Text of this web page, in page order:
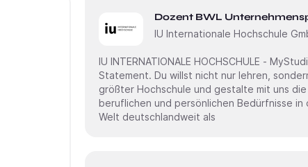
Dozent BWL
IU Internationale Hochschule
IU INTERNATIONALE HOCHSCHULE -
Statement. Du willst nicht nur lehren, sondern auch etwas bewegen? Dann starte an Deutschlands
größter Hochschule und gestalte mit uns
beruflichen und persönlichen Bedürfnisse in den Mittelpunkt
Welt deutschlandweit als